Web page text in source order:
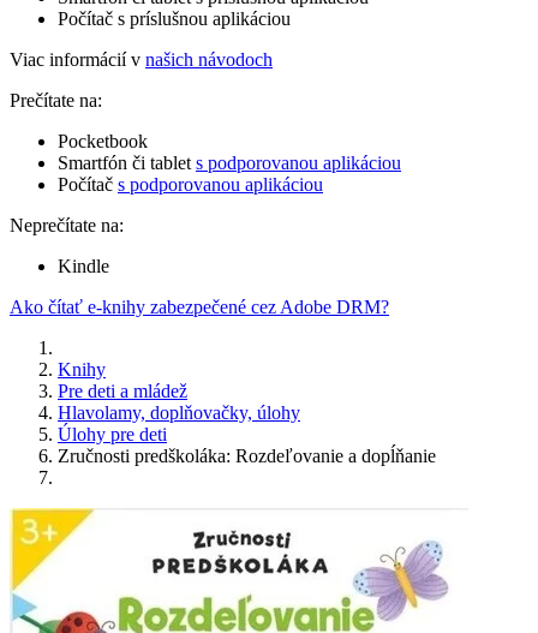
Počítač s príslušnou aplikáciou
Viac informácií v našich návodoch
Prečítate na:
Pocketbook
Smartfón či tablet s podporovanou aplikáciou
Počítač s podporovanou aplikáciou
Neprečítate na:
Kindle
Ako čítať e-knihy zabezpečené cez Adobe DRM?
Knihy
Pre deti a mládež
Hlavolamy, doplňovačky, úlohy
Úlohy pre deti
Zručnosti predškoláka: Rozdeľovanie a dopĺňanie